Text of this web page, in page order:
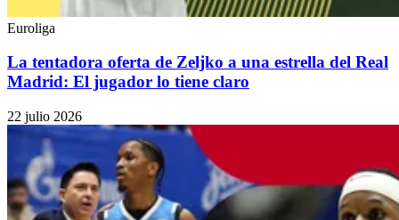
Euroliga
La tentadora oferta de Zeljko a una estrella del Real
Madrid: El jugador lo tiene claro
22 julio 2026